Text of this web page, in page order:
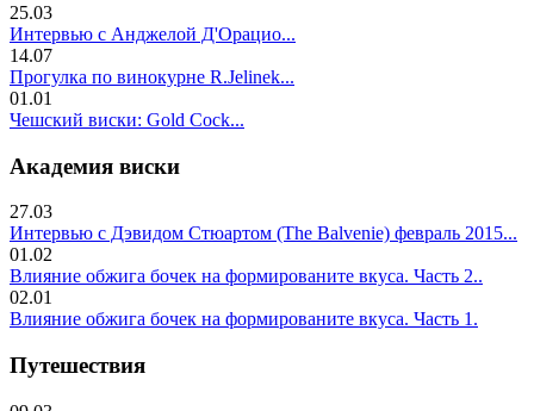
25.03
Интервью с Анджелой Д'Орацио...
14.07
Прогулка по винокурне R.Jelinek...
01.01
Чешский виски: Gold Cock...
Академия виски
27.03
Интервью с Дэвидом Стюартом (The Balvenie) февраль 2015...
01.02
Влияние обжига бочек на формированите вкуса. Часть 2..
02.01
Влияние обжига бочек на формированите вкуса. Часть 1.
Путешествия